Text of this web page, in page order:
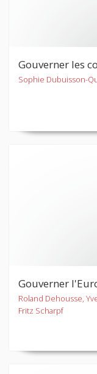
Gouverner les
Sophie Dubuisson-
Gouverner
Roland Dehousse,
Fritz Scharpf